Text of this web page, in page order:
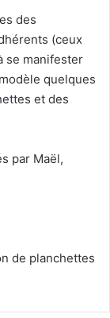
des
(ceux
se manifester
quelques
et des
par Maël,
de planchettes